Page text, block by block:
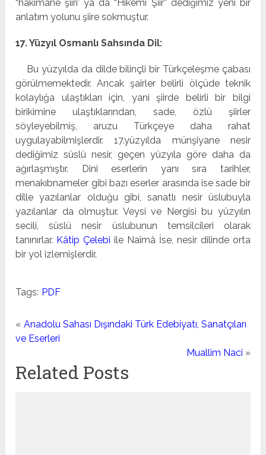
“hakimane şiiri’ ya da “Hikemî Şiir” dediğimiz yeni bir
anlatım yolunu şiire sokmuştur.
17. Yüzyıl Osmanlı Sahsında Dil:
Bu yüzyılda da dilde bilinçli bir Türkçeleşme çabası
görülmemektedir. Ancak şairler belirli ölçüde teknik
kolaylığa ulaştıkları için, yani şiirde belirli bir bilgi
birikimine ulaştıklarından, sade, özlü şiirler
söyleyebilmiş, aruzu Türkçeye daha rahat
uygulayabilmişlerdir. 17.yüzyılda münşiyane nesir
dediğimiz süslü nesir, geçen yüzyıla göre daha da
ağırlaşmıştır. Dini eserlerin yanı sıra tarihler,
menakıbnameler gibi bazı eserler arasında ise sade bir
dille yazılanlar olduğu gibi, sanatlı nesir üslubuyla
yazılanlar da olmuştur. Veysi ve Nergisi bu yüzyılın
secili, süslü nesir üslubunun temsilcileri olarak
tanınırlar. Kâtip Çelebi ile Naîmâ İse, nesir dilinde orta
bir yol izlemişlerdir.
Tags: PDF
«Anadolu Sahası Dışındaki Türk Edebiyatı, Sanatçıları
ve Eserleri
Muallim Naci »
Related Posts